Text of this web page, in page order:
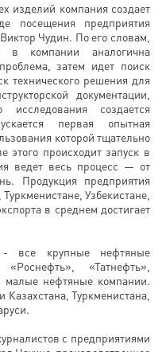
изделий компания создает
посещения предприятия
Чудин. По его словам,
в компании аналогична
затем идет поиск
технического решения для
документации,
создается
первая опытная
которой тщательно
этого происходит запуск в
ведет весь процесс — от
Продукция предприятия
Узбекистане,
в среднем достигает
- все крупные нефтяные
«Татнефть»,
нефтяные компании.
Туркменистана,
с предприятиями